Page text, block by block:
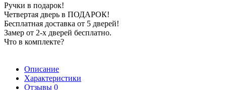
Ручки в подарок!
Четвертая дверь в ПОДАРОК!
Бесплатная доставка от 5 дверей!
Замер от 2-х дверей бесплатно.
Что в комплекте?
Описание
Характеристики
Отзывы 0